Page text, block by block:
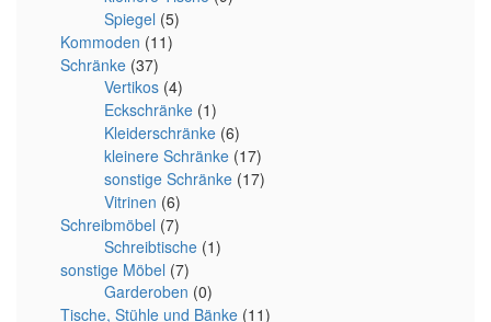
Spiegel (5)
Kommoden (11)
Schränke (37)
Vertikos (4)
Eckschränke (1)
Kleiderschränke (6)
kleinere Schränke (17)
sonstige Schränke (17)
Vitrinen (6)
Schreibmöbel (7)
Schreibtische (1)
sonstige Möbel (7)
Garderoben (0)
Tische, Stühle und Bänke (11)